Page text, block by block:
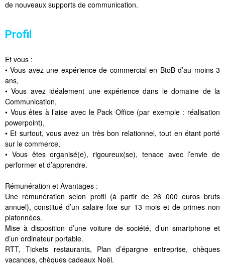
de nouveaux supports de communication.
Profil
Et vous :
• Vous avez une expérience de commercial en BtoB d’au moins 3
ans,
• Vous avez idéalement une expérience dans le domaine de la
Communication,
• Vous êtes à l’aise avec le Pack Office (par exemple : réalisation
powerpoint),
• Et surtout, vous avez un très bon relationnel, tout en étant porté
sur le commerce,
• Vous êtes organisé(e), rigoureux(se), tenace avec l’envie de
performer et d’apprendre.
Rémunération et Avantages :
Une rémunération selon profil (à partir de 26 000 euros bruts
annuel), constitué d’un salaire fixe sur 13 mois et de primes non
plafonnées.
Mise à disposition d’une voiture de société, d’un smartphone et
d’un ordinateur portable.
RTT, Tickets restaurants, Plan d’épargne entreprise, chèques
vacances, chèques cadeaux Noël.